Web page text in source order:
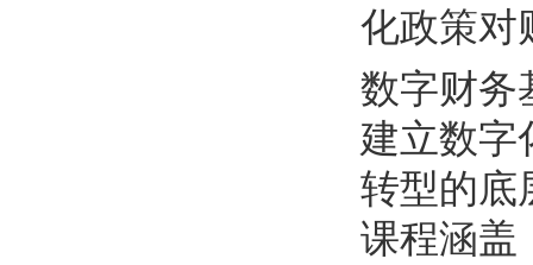
化政策对
数字财务
建立数字
转型的底
课程涵盖